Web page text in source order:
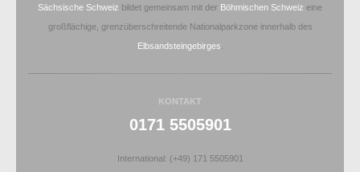
Sächsische Schweiz bildet gemeinsam mit der Böhmischen Schweiz eine
großflächige, grenzüberschreitende Nationalparkzone innerhalb des
Elbsandsteingebirges
KONTAKT
0171 5505901
International: (+49) 171 5505901